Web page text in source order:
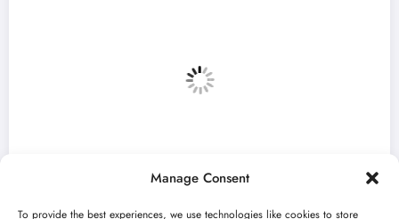
Manage Consent
To provide the best experiences, we use technologies like cookies to store